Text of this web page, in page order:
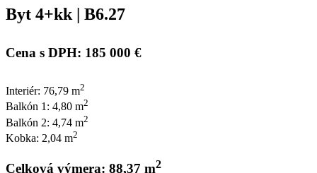
Byt 4+kk | B6.27
Cena s DPH: 185 000 €
Interiér: 76,79 m2
Balkón 1: 4,80 m2
Balkón 2: 4,74 m2
Kobka: 2,04 m2
Celková výmera: 88,37 m2